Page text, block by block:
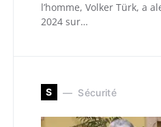
l’homme, Volker Türk, a
2024 sur…
S Sécurité